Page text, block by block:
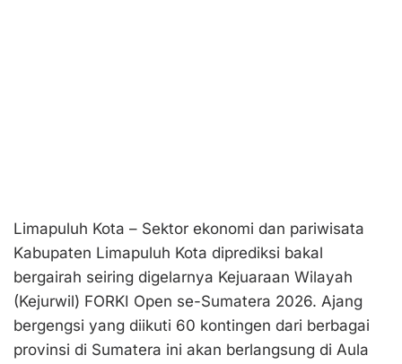
Limapuluh Kota – Sektor ekonomi dan pariwisata
Kabupaten Limapuluh Kota diprediksi bakal
bergairah seiring digelarnya Kejuaraan Wilayah
(Kejurwil) FORKI Open se-Sumatera 2026. Ajang
bergengsi yang diikuti 60 kontingen dari berbagai
provinsi di Sumatera ini akan berlangsung di Aula